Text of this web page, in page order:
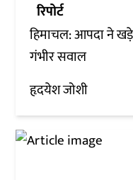
रिपोर्ट
हिमाचल: आपदा ने खड़े
गंभीर सवाल
हृदयेश जोशी